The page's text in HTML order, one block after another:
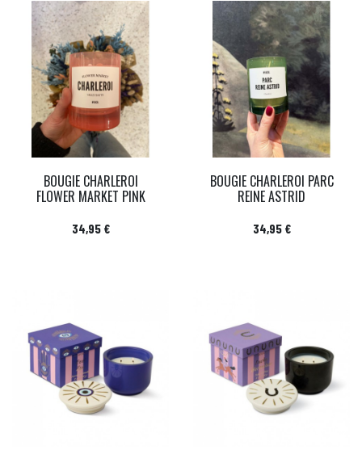
BOUGIE CHARLEROI
FLOWER MARKET PINK
Prix
34,95 €
BOUGIE CHARLEROI PARC
REINE ASTRID
Prix
34,95 €